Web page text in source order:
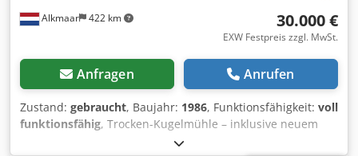
Alkmaar 422 km 30.000 €
EXW Festpreis zzgl. MwSt.
Anfragen Anrufen
Zustand: gebraucht, Baujahr: 1986, Funktionsfähigkeit: voll
funktionsfähig, Trocken-Kugelmühle – inklusive neuem
Elektromotor Dkodpfxjxixiyj Ab Eor